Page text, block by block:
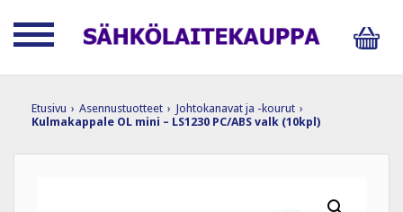
Etusivu › Asennustuotteet › Johtokanavat ja -kourut ›
Kulmakappale OL mini – LS1230 PC/ABS valk (10kpl)